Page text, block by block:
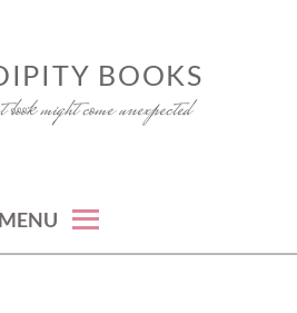
BOOKS
book might come unexpected
MENU